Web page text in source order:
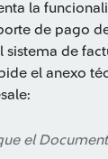
la
de pago
sistema de
el anexo
el